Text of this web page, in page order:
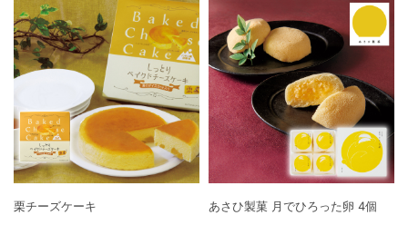
栗チーズケーキ あさひ製菓 月でひろった卵 4個